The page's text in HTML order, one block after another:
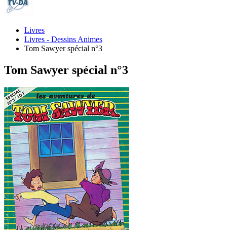
Livres
Livres - Dessins Animes
Tom Sawyer spécial n°3
Tom Sawyer spécial n°3